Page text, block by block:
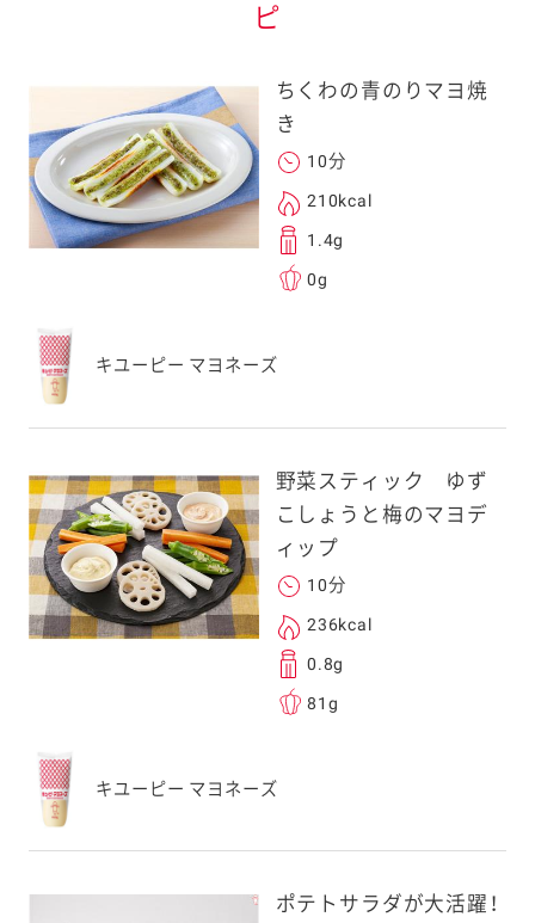
ピ
ちくわの青のりマヨ焼
き
10分
210kcal
1.4g
0g
キユーピー マヨネーズ
野菜スティック ゆず
こしょうと梅のマヨデ
ィップ
10分
236kcal
0.8g
81g
キユーピー マヨネーズ
ポテトサラダが大活躍！